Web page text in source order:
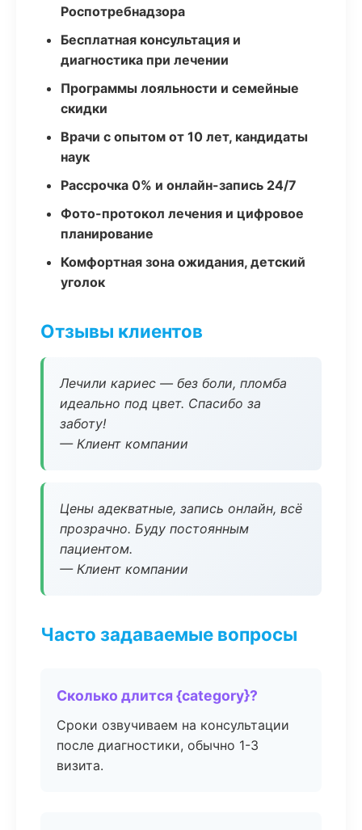
Роспотребнадзора
Бесплатная консультация и
диагностика при лечении
Программы лояльности и семейные
скидки
Врачи с опытом от 10 лет, кандидаты
наук
Рассрочка 0% и онлайн-запись 24/7
Фото-протокол лечения и цифровое
планирование
Комфортная зона ожидания, детский
уголок
Отзывы клиентов
Лечили кариес — без боли, пломба
идеально под цвет. Спасибо за
заботу!
— Клиент компании
Цены адекватные, запись онлайн, всё
прозрачно. Буду постоянным
пациентом.
— Клиент компании
Часто задаваемые вопросы
Сколько длится {category}?
Сроки озвучиваем на консультации
после диагностики, обычно 1-3
визита.